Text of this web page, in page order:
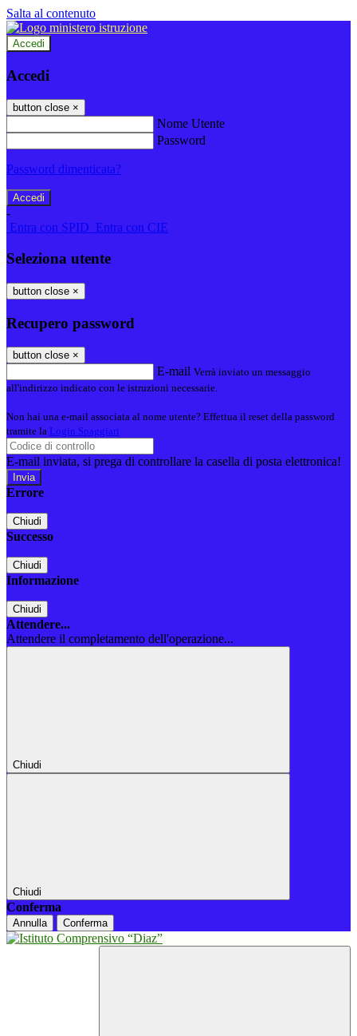
Salta al contenuto
Accedi
Accedi
button close ×
Nome Utente
Password
Password dimenticata?
-
Entra con SPID Entra con CIE
Seleziona utente
button close ×
Recupero password
button close ×
E-mail Verrà inviato un messaggio
all'indirizzo indicato con le istruzioni necessarie.
Non hai una e-mail associata al nome utente? Effettua il reset della password
tramite la Login Spaggiari
E-mail inviata, si prega di controllare la casella di posta elettronica!
Errore
Chiudi
Successo
Chiudi
Informazione
Chiudi
Attendere...
Attendere il completamento dell'operazione...
Chiudi
Chiudi
Conferma
Annulla Conferma